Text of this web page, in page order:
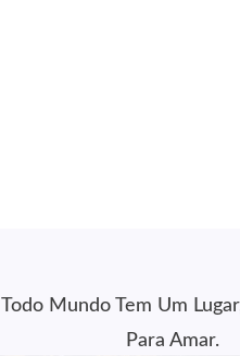
Todo Mundo Tem Um
Para Amar.